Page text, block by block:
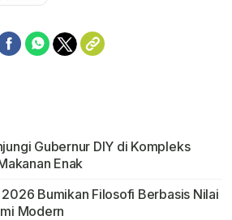
Gubernur DIY di Kompleks
Enak
Bumikan Filosofi Berbasis Nilai
Modern